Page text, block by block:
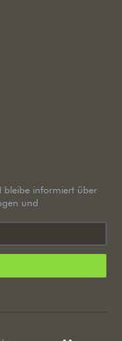
bleibe informiert über
und